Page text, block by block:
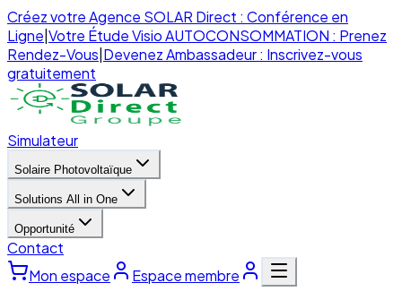
Créez votre Agence SOLAR Direct : Conférence en
Ligne Votre Étude Visio AUTOCONSOMMATION : Prenez
Rendez-Vous Devenez Ambassadeur : Inscrivez-vous
gratuitement
Simulateur
Solaire Photovoltaïque
Solutions All in One
Opportunité
Contact
Mon espace
Espace membre